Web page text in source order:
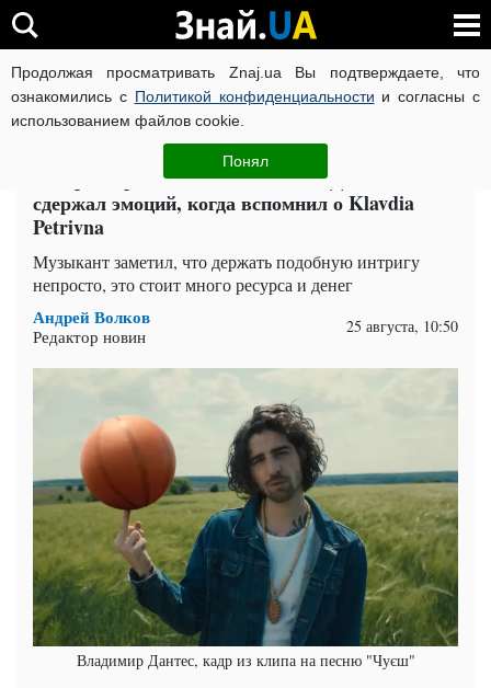
Продолжая просматривать Znaj.ua Вы подтверждаете, что
ознакомились с Политикой конфиденциальности и согласны с
использованием файлов cookie.
Понял
ВОЙНА РОССИИ ПРОТИВ УКРАИНЫ КОРОНАВИРУС В
ЧИТАТИ УКРАЇНСЬКОЮ
"С чрезмерным еб**ом"...: Вова Дантес не
сдержал эмоций, когда вспомнил о Klavdia
Petrivna
Музыкант заметил, что держать подобную интригу
непросто, это стоит много ресурса и денег
Андрей Волков
Редактор новин 25 августа, 10:50
Владимир Дантес, кадр из клипа на песню "Чуєш"